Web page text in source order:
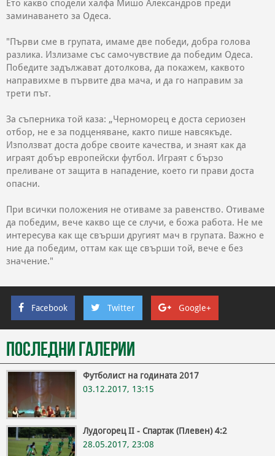
Ето какво сподели халфа Мишо Александров преди
заминаването за Одеса.
"Първи сме в групата, имаме две победи, добра голова
разлика. Излизаме със самочувствие да победим Одеса.
Победите задължават дотолкова, да покажем, каквото
направихме в първите два мача, и да го направим за
трети път.
За съперника той каза: „Черноморец е доста сериозен
отбор, не е за подценяване, както пише навсякъде.
Използват доста добре своите качества, и знаят как да
играят добър европейски футбол. Играят с бързо
преливане от защита в нападение, което ги прави доста
опасни.
При всички положения не отиваме за равенство. Отиваме
да победим, вече какво ще се случи, е божа работа. Не ме
интересува как ще свърши другият мач в групата. Важно е
ние да победим, оттам как ще свърши той, вече е без
значение."
Facebook Twitter Google+
Последни галерии
Футболист на годината 2017
03.12.2017, 13:15
Лудогорец II - Спартак (Плевен) 4:2
28.05.2017, 23:08